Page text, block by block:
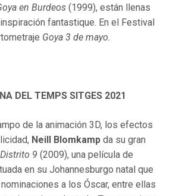
en Burdeos (1999), están llenas
fantastique. En el Festival
Goya 3 de mayo.
DEL TEMPS SITGES 2021
de la animación 3D, los efectos
Neill Blomkamp da su gran
Distrito 9 (2009), una película de
en su Johannesburgo natal que
a los Óscar, entre ellas